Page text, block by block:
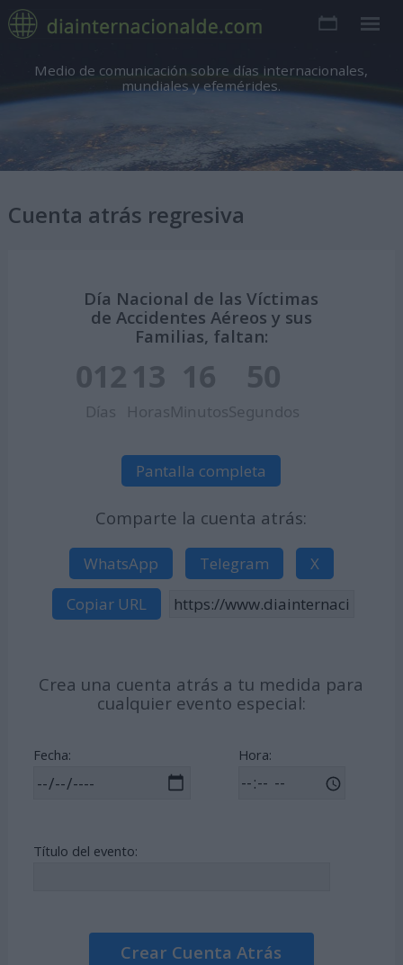
Medio de comunicación sobre días internacionales,
mundiales y efemérides.
Cuenta atrás regresiva
Día Nacional de las Víctimas
de Accidentes Aéreos y sus
Familias, faltan:
012
Días
13
Horas
16
Minutos
49
Segundos
Pantalla completa
Comparte la cuenta atrás:
WhatsApp Telegram
X
Copiar URL
Crea una cuenta atrás a tu medida para
cualquier evento especial:
Fecha: Hora:
Título del evento:
Crear Cuenta Atrás